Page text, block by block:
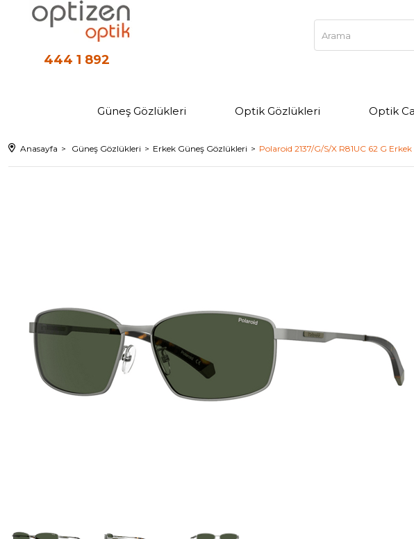
444 1 892
Güneş Gözlükleri Optik Gözlükleri Optik
Anasayfa Güneş Gözlükleri Erkek Güneş Gözlükleri Polaroid 2137/G/S/X R81UC 62 G